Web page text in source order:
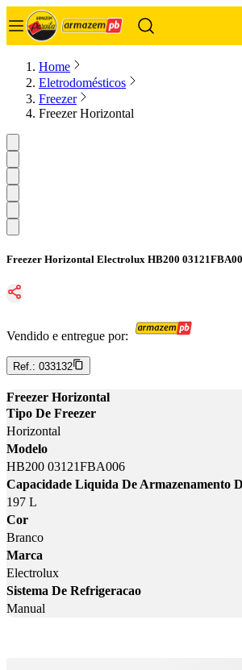
Home
Eletrodomésticos
Freezer
Freezer Horizontal
Freezer Horizontal Electrolux HB200
Vendido e entregue por:
Ref.: 033132
Freezer Horizontal
Tipo De Freezer
Horizontal
Modelo
HB200 03121FBA006
Capacidade Liquida De Armazenamento
197 L
Cor
Branco
Marca
Electrolux
Sistema De Refrigeracao
Manual